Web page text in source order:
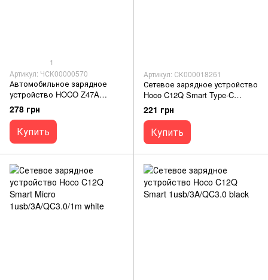
1
Артикул: ЧСК00000570
Автомобильное зарядное
устройство HOCO Z47A
PD30W+QC3.0 clear black
278 грн
Купить
Артикул: СК000018261
Сетевое зарядное устройство
Hoco C12Q Smart Type-C
1usb/3A/QC3.0/1m black
221 грн
Купить